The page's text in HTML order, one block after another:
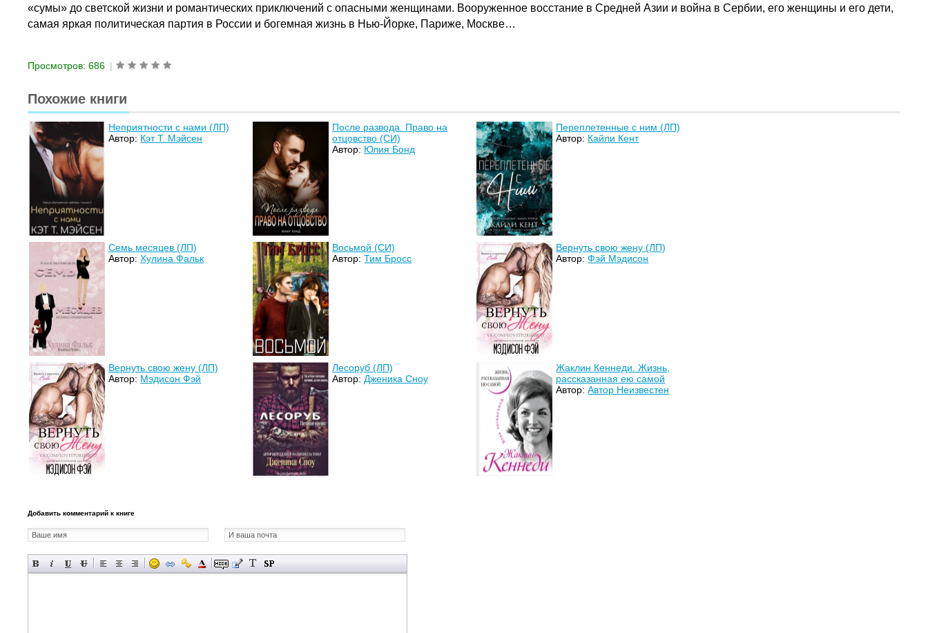
«сумы» до светской жизни и романтических приключений с опасными женщинами. Вооруженное восстание в Средней Азии и война в Сербии, его женщины и его дети,
самая яркая политическая партия в России и богемная жизнь в Нью-Йорке, Париже, Москве…
Просмотров: 686 |
Похожие книги
Неприятности с нами (ЛП)
Автор: Кэт T. Мэйсен
После развода. Право на
отцовство (СИ)
Автор: Юлия Бонд
Переплетенные с ним (ЛП)
Автор: Кайли Кент
Семь месяцев (ЛП)
Автор:Хулина Фальк
Восьмой (СИ)
Автор:Тим Бросс
Вернуть свою жену (ЛП)
Автор:Фэй Мэдисон
Вернуть свою жену (ЛП)
Автор: Мэдисон Фэй
Лесоруб (ЛП)
Автор:Дженика Сноу
Жаклин Кеннеди. Жизнь,
рассказанная ею самой
Автор:Автор Неизвестен
Добавить комментарий к книге